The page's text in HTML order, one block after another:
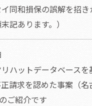
同和損保の誤解を招
記あります。）
ハットデータベース
請求を認めた事案（
ご紹介です